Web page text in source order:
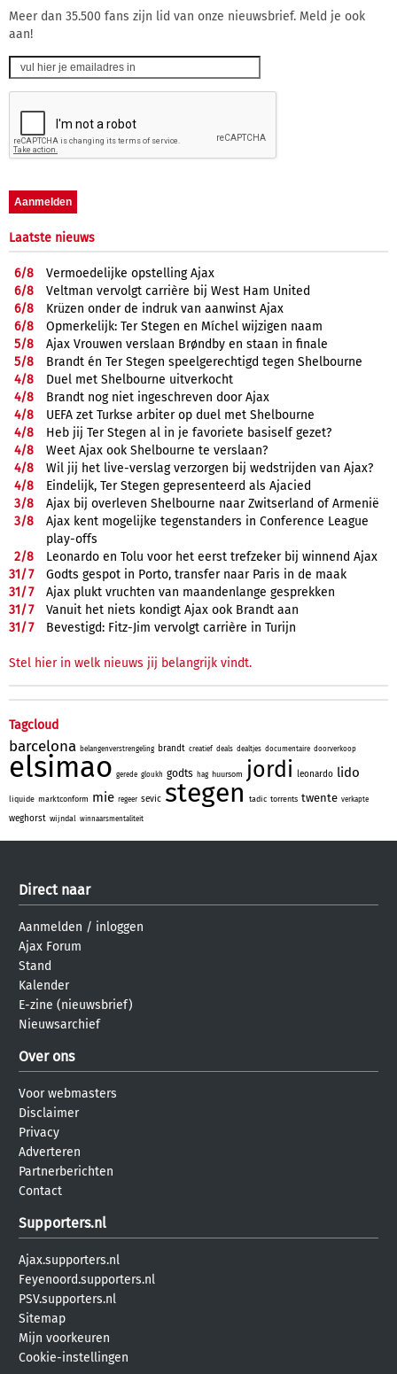
Meer dan 35.500 fans zijn lid van onze nieuwsbrief. Meld je ook
aan!
Laatste nieuws
6/8
Vermoedelijke opstelling Ajax
6/8
Veltman vervolgt carrière bij West Ham United
6/8
Krüzen onder de indruk van aanwinst Ajax
6/8
Opmerkelijk: Ter Stegen en Míchel wijzigen naam
5/8
Ajax Vrouwen verslaan Brøndby en staan in finale
5/8
Brandt én Ter Stegen speelgerechtigd tegen Shelbourne
4/8
Duel met Shelbourne uitverkocht
4/8
Brandt nog niet ingeschreven door Ajax
4/8
UEFA zet Turkse arbiter op duel met Shelbourne
4/8
Heb jij Ter Stegen al in je favoriete basiself gezet?
4/8
Weet Ajax ook Shelbourne te verslaan?
4/8
Wil jij het live-verslag verzorgen bij wedstrijden van Ajax?
4/8
Eindelijk, Ter Stegen gepresenteerd als Ajacied
3/8
Ajax bij overleven Shelbourne naar Zwitserland of Armenië
3/8
Ajax kent mogelijke tegenstanders in Conference League
play-offs
2/8
Leonardo en Tolu voor het eerst trefzeker bij winnend Ajax
31/7
Godts gespot in Porto, transfer naar Paris in de maak
31/7
Ajax plukt vruchten van maandenlange gesprekken
31/7
Vanuit het niets kondigt Ajax ook Brandt aan
31/7 Bevestigd: Fitz-Jim vervolgt carrière in Turijn
Stel hier in welk nieuws jij belangrijk vindt.
Tagcloud
barcelona belangenverstrengeling brandt creatief deals dealtjes documentaire doorverkoop
elsimao gerede gloukh godts hag huursom jordi leonardo lido
liquide marktconform mie regeer sevic stegen tadic torrents twente verkapte
weghorst wijndal winnaarsmentaliteit
Direct naar
Aanmelden / inloggen
Ajax Forum
Stand
Kalender
E-zine (nieuwsbrief)
Nieuwsarchief
Over ons
Voor webmasters
Disclaimer
Privacy
Adverteren
Partnerberichten
Contact
Supporters.nl
Ajax.supporters.nl
Feyenoord.supporters.nl
PSV.supporters.nl
Sitemap
Mijn voorkeuren
Cookie-instellingen